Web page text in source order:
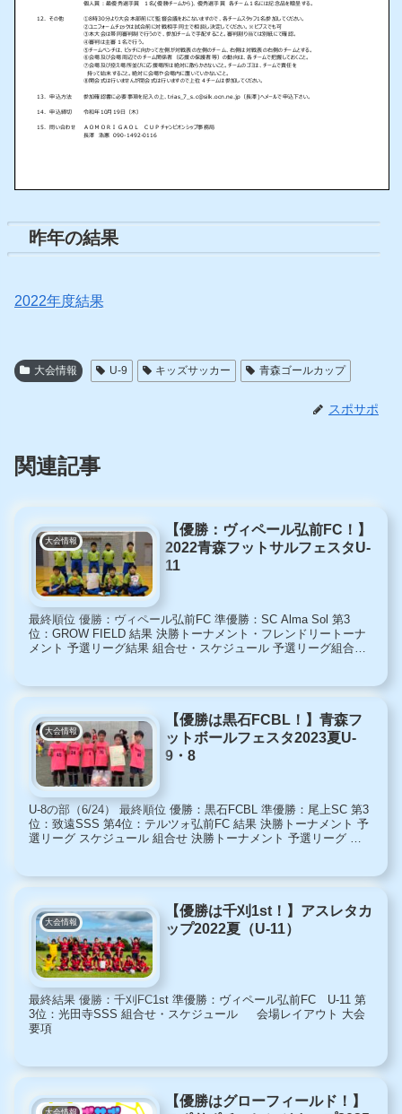
昨年の結果
2022年度結果
大会情報 U-9 キッズサッカー 青森ゴールカップ
スポサポ
関連記事
大会情報
【優勝：ヴィペール弘前FC！】
2022青森フットサルフェスタU-
11
最終順位 優勝：ヴィペール弘前FC 準優勝：SC Alma Sol 第3
位：GROW FIELD 結果 決勝トーナメント・フレンドリートーナ
メント 予選リーグ結果 組合せ・スケジュール 予選リーグ組合せ
大会情報
【優勝は黒石FCBL！】青森フ
ットボールフェスタ2023夏U-
9・8
U-8の部（6/24） 最終順位 優勝：黒石FCBL 準優勝：尾上SC 第3
位：致遠SSS 第4位：テルツォ弘前FC 結果 決勝トーナメント 予
選リーグ スケジュール 組合せ 決勝トーナメント 予選リーグ タ
大会情報
【優勝は千刈1st！】アスレタカ
ップ2022夏（U-11）
最終結果 優勝：千刈FC1st 準優勝：ヴィペール弘前FC U-11 第
3位：光田寺SSS 組合せ・スケジュール 会場レイアウト 大会
要項
大会情報
【優勝はグローフィールド！】